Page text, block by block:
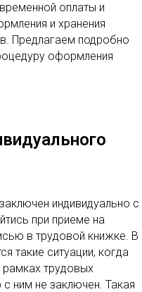
оплаты и
и хранения
Предлагаем подробно
оформления
индивидуально с
при приеме на
в трудовой книжке. В
такие ситуации, когда
рамках трудовых
ним не заключен. Такая